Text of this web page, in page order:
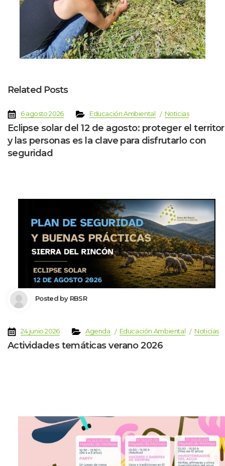
Related Post
6 agosto 2026 Educación Ambiental Noticia
Eclipse solar del 12 de agosto: proteger el
y las personas es la clave para disfrutarlo con
eguridad
Posted by RBSR
24 junio 2026 Agenda Educación Ambiental Noticia
Actividades temáticas verano 2026